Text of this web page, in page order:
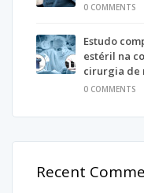
0 COMMENTS
Estudo
estéril na
cirurgia de
0 COMMENTS
Recent